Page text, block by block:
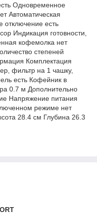
Одновременное
Автоматическая
отключение есть
Индикация готовности,
кофемолка нет
степеней
Комплектация
фильтр на 1 чашку,
есть Кофейник в
0.7 м Дополнительно
Напряжение питания
режиме нет
28.4 см Глубина 26.3